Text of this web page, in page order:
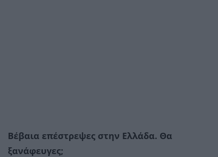
Βέβαια επέστρεψες στην Ελλάδα. Θα
ξανάφευγες;